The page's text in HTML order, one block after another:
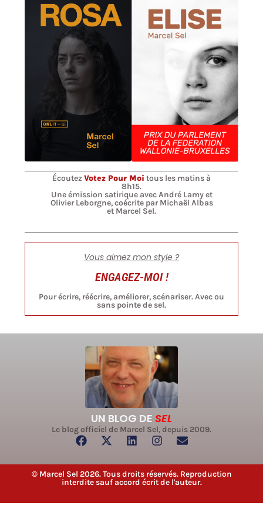
Écoutez Votez Pour Moi tous les matins à
8h15.
Une émission satirique avec André Lamy et
Olivier Leborgne, coécrite par Michaël Albas
et Marcel Sel.
Vous aimez mon style ?
ENGAGEZ-MOI !
Pour écrire, réécrire, améliorer, scénariser. Avec ou
sans pointe de sel.
UN BLOG DE SEL
Le blog officiel de Marcel Sel, depuis 2009.
© Marcel Sel 2026. Tous droits réservés. Reproduction
interdite sauf accord écrit de l'auteur.